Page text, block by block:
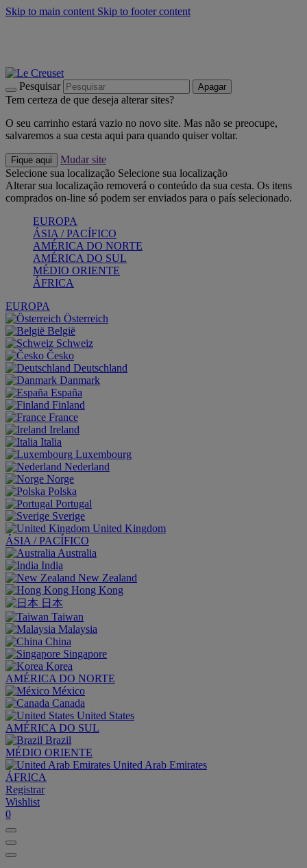
Skip to main content Skip to footer content
Pesquisar Apagar
Tem certeza de que deseja alterar sites?
O seu carrinho estará vazio no novo site. Mas não se preocupe,
salvaremos a sua cesta aqui para quando quiser voltar.
Fique aqui
Mudar site
Selecione sua localização Selecione sua localização
Alterar sua localização removerá o conteúdo da sua cesta. Os itens
comprados on-line só podem ser enviados para o país selecionado.
EUROPA
ÁSIA / PACÍFICO
AMÉRICA DO NORTE
AMÉRICA DO SUL
MÉDIO ORIENTE
ÁFRICA
EUROPA
Österreich
België
Schweiz
Česko
Deutschland
Danmark
España
Finland
France
Ireland
Italia
Luxembourg
Nederland
Norge
Polska
Portugal
Sverige
United Kingdom
ÁSIA / PACÍFICO
Australia
India
New Zealand
Hong Kong
日本
Taiwan
Malaysia
China
Singapore
Korea
AMÉRICA DO NORTE
México
Canada
United States
AMÉRICA DO SUL
Brazil
MÉDIO ORIENTE
United Arab Emirates
ÁFRICA
Registrar
Wishlist
0